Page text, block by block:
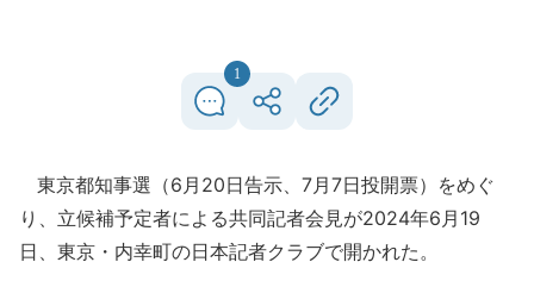
1
東京都知事選（6月20日告示、7月7日投開票）をめぐ
り、立候補予定者による共同記者会見が2024年6月19
日、東京・内幸町の日本記者クラブで開かれた。